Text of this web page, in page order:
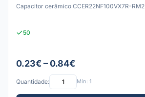
Capacitor cerâmico CCER22NF100VX7R-
50
0.23€ – 0.84€
Quantidade: Mín: 1